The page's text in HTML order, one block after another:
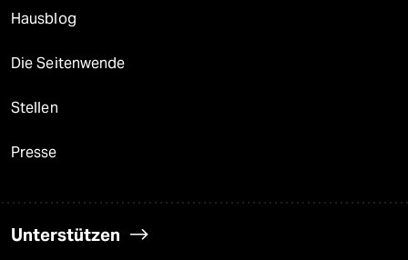
Hausblog
Die Seitenwende
Stellen
Presse
Unterstützen